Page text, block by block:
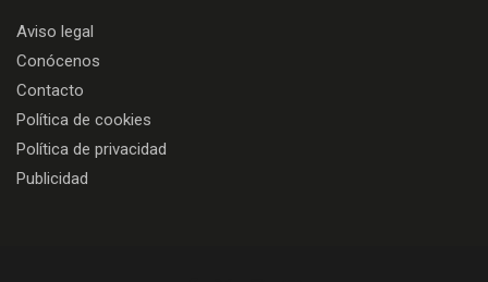
Aviso legal
Conócenos
Contacto
Política de cookies
Política de privacidad
Publicidad